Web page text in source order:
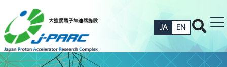
JA EN